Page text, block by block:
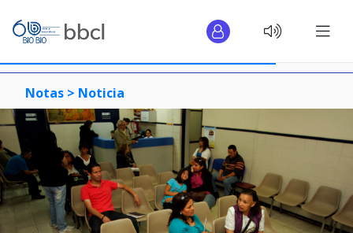
Notas > Noticia